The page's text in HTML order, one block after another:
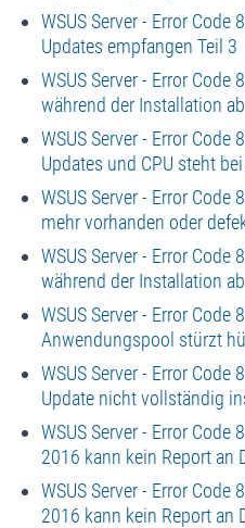
WSUS Server - Error
Updates empfangen Teil 3
WSUS Server - Error
während der Installation ab
WSUS Server - Error
Updates und CPU steht
WSUS Server - Error
mehr vorhanden oder
WSUS Server - Error
während der Installation ab
WSUS Server - Error Code
Anwendungspool stürzt
WSUS Server - Error
Update nicht vollständig
WSUS Server - Error
2016 kann kein Report an
WSUS Server - Error
2016 kann kein Report an